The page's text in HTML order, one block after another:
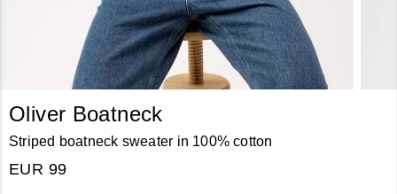
Oliver Boatneck
Striped boatneck sweater in 100% cotton
EUR 99